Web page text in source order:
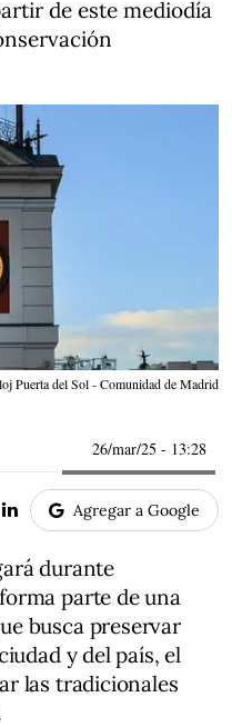
de este mediodía
Puerta del Sol - Comunidad de Madrid
26/mar/25 - 13:28
Agregar a Google
durante
parte de una
busca preservar
y del país, el
las tradicionales